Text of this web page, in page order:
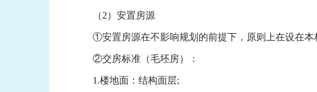
（2）安置房源
①安置房源在不影响规划的前提下，原则上在设在本
②交房标准（毛坯房）：
1.楼地面：结构面层;